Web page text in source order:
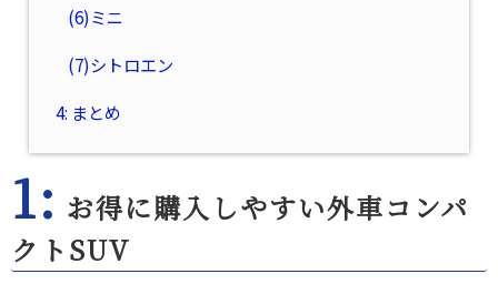
(6)ミニ
(7)シトロエン
4: まとめ
1: お得に購入しやすい外車コンパ
クトSUV